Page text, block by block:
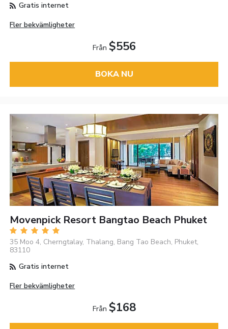
Gratis internet
Fler bekvämligheter
Från $556
BOKA NU
Movenpick Resort Bangtao Beach Phuket
35 Moo 4, Cherngtalay, Thalang, Bang Tao Beach, Phuket,
83110
Gratis internet
Fler bekvämligheter
Från $168